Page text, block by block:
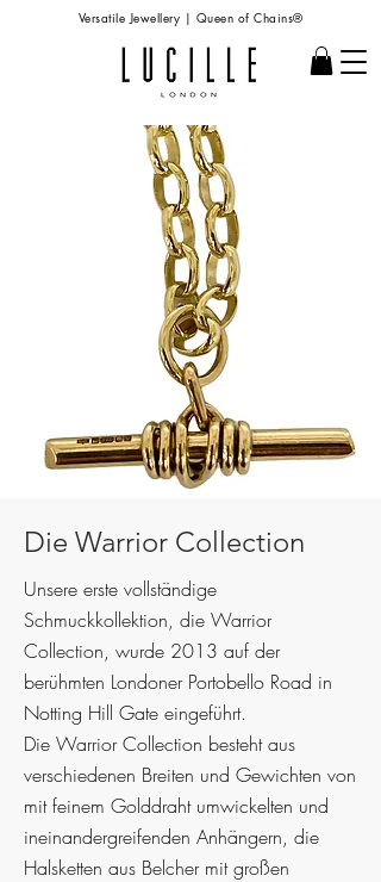
Versatile Jewellery | Queen of Chains®
Die Warrior Collection
Unsere erste vollständige
Schmuckkollektion, die Warrior
Collection, wurde 2013 auf der
berühmten Londoner Portobello Road in
Notting Hill Gate eingeführt.
Die Warrior Collection besteht aus
verschiedenen Breiten und Gewichten von
mit feinem Golddraht umwickelten und
ineinandergreifenden Anhängern, die
Halsketten aus Belcher mit großen